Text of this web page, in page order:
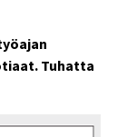
Tuhatta